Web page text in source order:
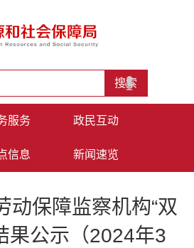
服务 政民互动
信息 新闻速览
动保障监察机构“双
果公示（2024年3